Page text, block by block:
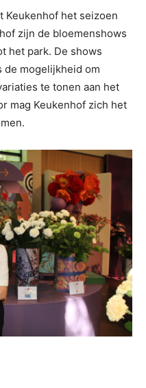
Keukenhof het seizoen
zijn de bloemenshows
het park. De shows
mogelijkheid om
te tonen aan het
mag Keukenhof zich het